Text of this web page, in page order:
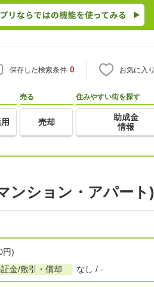
保存した検索条件 0 お気に入り
売る
売却
住みやすい街を探す
助成金
情報
ション・アパート)
)
金/敷引・償却 なし / -